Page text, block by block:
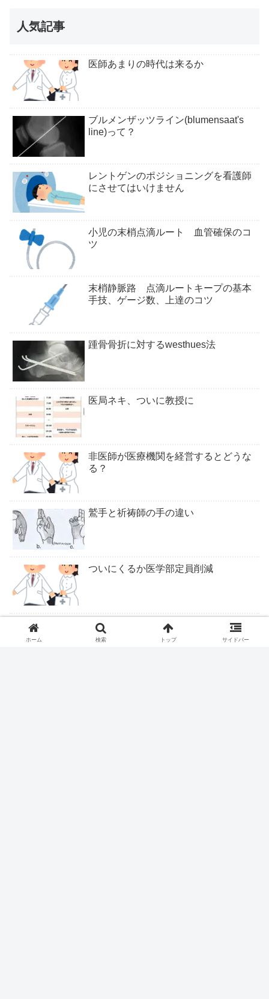
人気記事
医師あまりの時代は来るか
ブルメンザッツライン(blumensaat's
line)って？
レントゲンのポジショニングを看護師
にさせてはいけません
小児の末梢点滴ルート 血管確保のコ
ツ
末梢静脈路 点滴ルートキープの基本
手技、ゲージ数、上達のコツ
踵骨骨折に対するwesthues法
医局ネキ、ついに教授に
非医師が医療機関を経営するとどうな
る？
鷲手と祈祷師の手の違い
ついにくるか医学部定員削減
ピロリ除菌後の皮疹
ホーム 検索 トップ サイドバー